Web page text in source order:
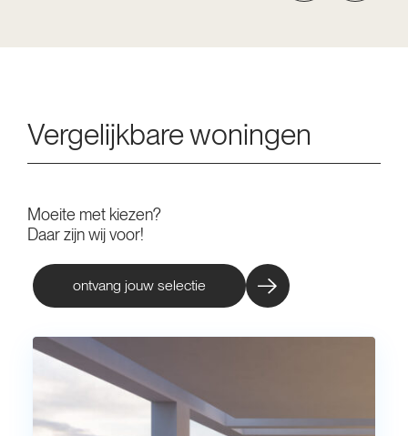
Vergelijkbare woningen
Moeite met kiezen?
Daar zijn wij voor!
ontvang jouw selectie